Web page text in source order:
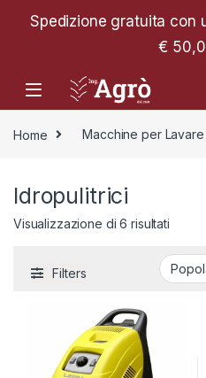
Home Macchine per
Idropulitrici
Visualizzazione di 6 risultati
Filters
Spedizione gratuita con
€